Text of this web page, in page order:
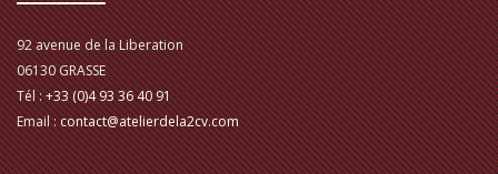
92 avenue de la Liberation
06130GRASSE
Tél :+33 (0)4 93 36 40 91
Email :contact@atelierdela2cv.com